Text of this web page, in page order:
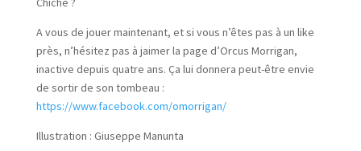
A vous de jouer maintenant, et si vous n’êtes pas à un like
près, n’hésitez pas à jaimer la page d’Orcus Morrigan,
inactive depuis quatre ans. Ça lui donnera peut-être envie
de sortir de son tombeau :
https://www.facebook.com/omorrigan/
Illustration : Giuseppe Manunta